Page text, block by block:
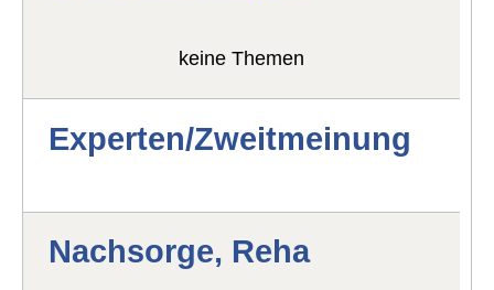
keine Themen
Experten/Zweitmeinung
Nachsorge, Reha